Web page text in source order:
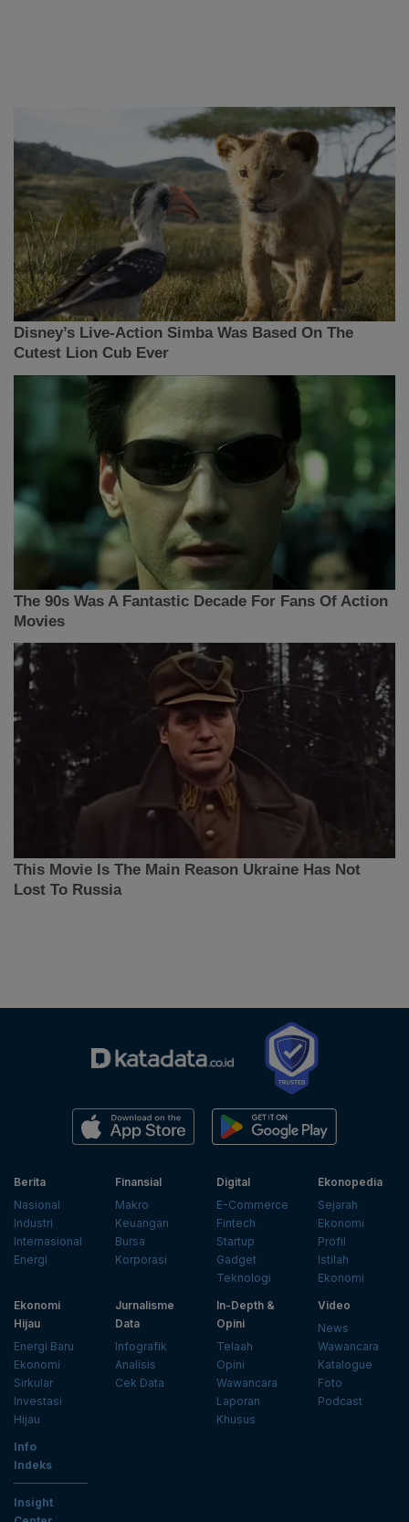
Berita
Nasional
Industri
Internasional
Energi
Finansial
Makro
Keuangan
Bursa
Korporasi
Digital
E-Commerce
Fintech
Startup
Gadget
Teknologi
Ekonopedia
Sejarah
Ekonomi
Profil
Istilah
Ekonomi
Ekonomi
Hijau
Energi Baru
Ekonomi
Sirkular
Investasi
Hijau
Jurnalisme
Data
Infografik
Analisis
Cek Data
In-Depth &
Opini
Telaah
Opini
Wawancara
Laporan
Khusus
Video
News
Wawancara
Katalogue
Foto
Podcast
Info
Indeks
Insight